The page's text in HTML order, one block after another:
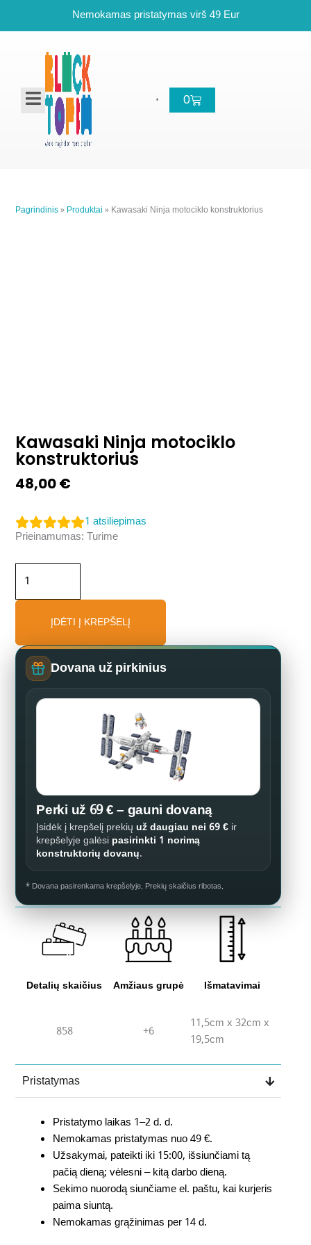
Nemokamas pristatymas virš 49 Eur
0
Cart
Pagrindinis» Produktai » Kawasaki Ninja motociklo konstruktorius
Kawasaki Ninja motociklo
konstruktorius
48,00€
1 atsiliepimas
Prieinamumas: Turime
produkto
Kawasaki
Ninja
motociklo
konstruktoriusĮDĖTI Į KREPŠELĮ
Dovana už pirkinius
Perki už 69 € – gauni dovaną
Įsidėk į krepšelį prekiųuž daugiau nei 69 € ir
krepšelyje galėsi pasirinkti 1 norimą
konstruktorių dovanų.
* Dovana pasirenkama krepšelyje. Prekių skaičius ribotas.
Detalių skaičius Amžiaus grupė Išmatavimai
858 +6
11,5cm x 32cm x
19,5cm
Pristatymas
Pristatymo laikas 1–2 d. d.
Nemokamas pristatymas nuo 49 €.
Užsakymai, pateikti iki 15:00, išsiunčiami tą
pačią dieną; vėlesni – kitą darbo dieną.
Sekimo nuorodą siunčiame el. paštu, kai kurjeris
paima siuntą.
Nemokamas grąžinimas per 14 d.